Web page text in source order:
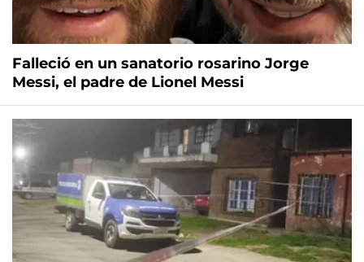
Falleció en un sanatorio rosarino Jorge
Messi, el padre de Lionel Messi